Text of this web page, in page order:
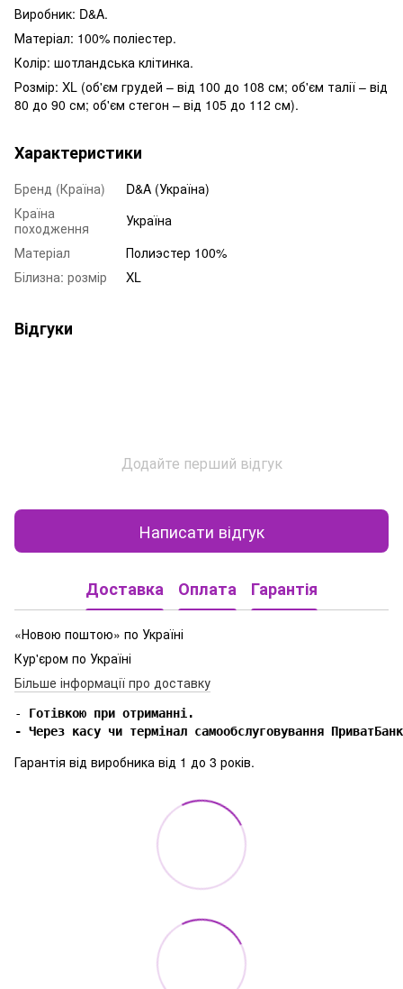
Виробник: D&A.
Матеріал: 100% поліестер.
Колір: шотландська клітинка.
Розмір: XL (об'єм грудей – від 100 до 108 см; об'єм талії – від
80 до 90 см; об'єм стегон – від 105 до 112 см).
Характеристики
Бренд (Країна)
D&A (Україна)
Країна
походження
Україна
Матеріал
Полиэстер 100%
Білизна: розмір
XL
Відгуки
Додайте перший відгук
Написати відгук
Доставка Оплата Гарантія
«Новою поштою» по Україні
Кур'єром по Україні
Більше інформації про доставку
-
Готівкою при отриманні.
- Через касу чи термінал самообслуговування ПриватБанк
Гарантія від виробника від 1 до 3 років.